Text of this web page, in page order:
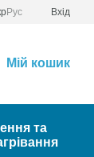
Рус Вхід
Мій кошик
та